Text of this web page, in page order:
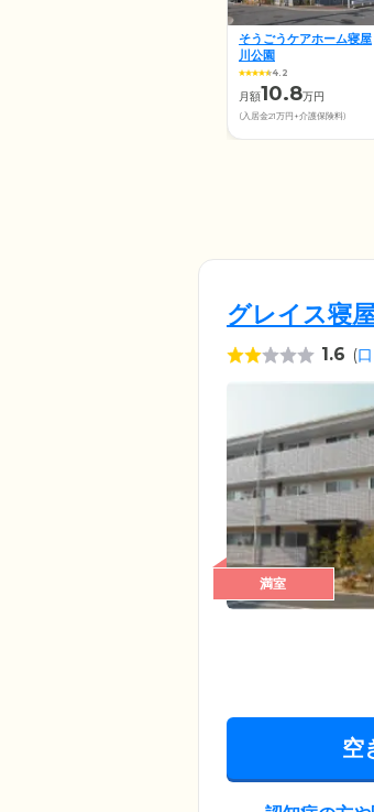
そうごうケアホーム寝屋
川公園
4.2
月額10.8万円
(入居金21万円+介護保険料)
グレイス寝屋
1.6 (
満室
空